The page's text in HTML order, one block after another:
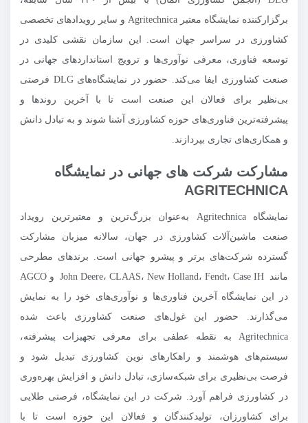
برگزارکننده نمایشگاه معتبر Agritechnica و سایر رویدادهای تخصصی
کشاورزی در سراسر جهان است. این سازمان نقشی کلیدی در
توسعه فناوری، معرفی نوآوری‌ها و ترویج استانداردهای جهانی در
صنعت کشاورزی ایفا می‌کند. حضور در نمایشگاه‌های DLG فرصتی
بی‌نظیر برای فعالان این صنعت است تا با آخرین روندها و
پیشرفته‌ترین فناوری‌های حوزه کشاورزی آشنا شوند و به تبادل دانش
و همکاری‌های تجاری بپردازند.
مشارکت شرکت های جهانی در نمایشگاه
AGRITECHNICA
نمایشگاه Agritechnica به‌عنوان بزرگ‌ترین و معتبرترین رویداد
صنعت ماشین‌آلات کشاورزی در جهان، سالانه میزبان مشارکت
گسترده شرکت‌های برتر و پیشرو جهانی است. برندهای مطرحی
مانند John Deere، CLAAS، New Holland، Fendt، Case IH و AGCO
در این نمایشگاه آخرین فناوری‌ها و نوآوری‌های خود را به نمایش
می‌گذارند. حضور این غول‌های صنعت کشاورزی باعث شده
Agritechnica به نقطه عطفی برای معرفی تجهیزات پیشرفته،
سیستم‌های هوشمند و راهکارهای نوین کشاورزی تبدیل شود و
فرصت بی‌نظیری برای شبکه‌سازی، تبادل دانش و افزایش بهره‌وری
در کشاورزی فراهم آورد. شرکت در این نمایشگاه، فرصتی طلایی
برای کشاورزان، تولیدکنندگان و فعالان این حوزه است تا با